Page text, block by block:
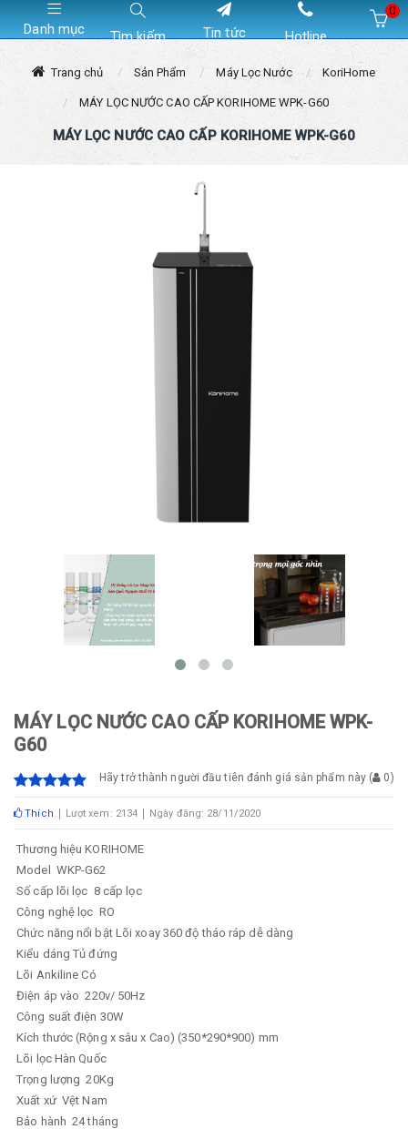
Danh mục Tìm kiếm Tin tức Hotline
0
Trang chủ Sản Phẩm Máy Lọc Nước KoriHome
MÁY LỌC NƯỚC CAO CẤP KORIHOME WPK-G60
MÁY LỌC NƯỚC CAO CẤP KORIHOME WPK-G60
MÁY LỌC NƯỚC CAO CẤP KORIHOME WPK-
G60
Hãy trở thành người đầu tiên đánh giá sản phẩm này ( 0)
Thích Lượt xem: 2134 Ngày đăng: 28/11/2020
Thương hiệu KORIHOME
Model
WKP-G62
Số cấp lõi lọc 8 cấp lọc
Công nghệ lọc RO
Chức năng nổi bật Lõi xoay 360 độ tháo ráp dễ dàng
Kiểu dáng Tủ đứng
Lõi Ankiline Có
Điện áp vào 220v/ 50Hz
Công suất điện 30W
Kích thước (Rộng x sâu x Cao) (350*290*900) mm
Lõi lọc Hàn Quốc
Trọng lượng 20Kg
Xuất xứ Vệt Nam
Bảo hành 24 tháng